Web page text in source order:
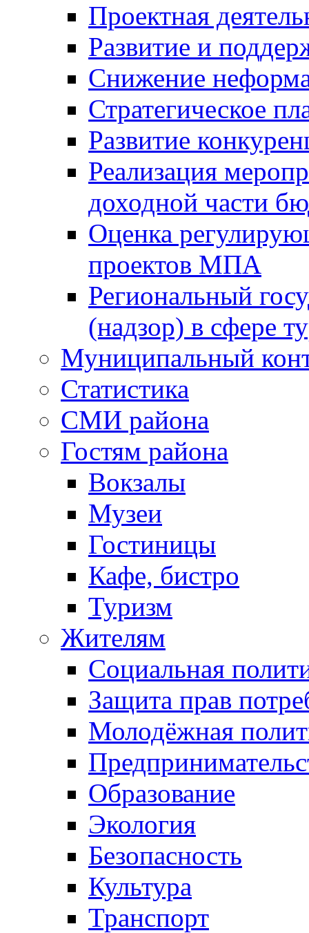
Проектная
Развитие и
Снижение
Стратегическое
Развитие
Реализация
доходной части
Оценка
проектов МПА
Региональный
(надзор) в сфере
Муниципальный
Статистика
СМИ района
Гостям района
Вокзалы
Музеи
Гостиницы
Кафе, бистро
Туризм
Жителям
Социальная
Защита прав
Молодёжная
Образование
Экология
Безопасность
Культура
Транспорт